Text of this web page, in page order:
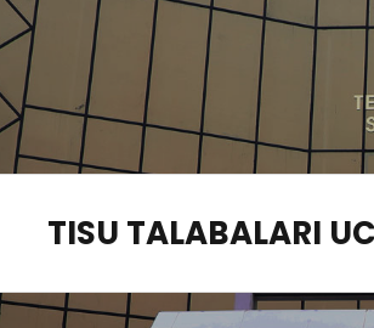
TISU TALABALARI